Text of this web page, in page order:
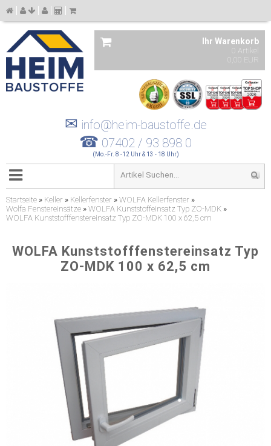
Ihr Warenkorb
0 Artikel
0,00 EUR
✉ info@heim-baustoffe.de
☎ 07402 / 93 898 0
(Mo.-Fr. 8 -12 Uhr & 13 - 18 Uhr)
Startseite » Keller » Kellerfenster » WOLFA Kellerfenster »
Wolfa Fenstereinsätze » WOLFA Kunststoffeinsatz Typ ZO-MDK »
WOLFA Kunststofffenstereinsatz Typ ZO-MDK 100 x 62,5 cm
WOLFA Kunststofffenstereinsatz Typ
ZO-MDK 100 x 62,5 cm